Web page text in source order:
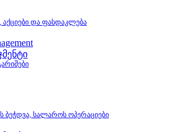
აქციები და ფასდაკლება
ბეჭდვა, სალაროს ოპერაციები